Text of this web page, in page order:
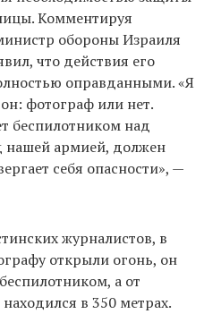
Комментируя
обороны Израиля
что действия его
оправданными. «Я
фотограф или нет.
беспилотником над
нашей армией, должен
себя опасности», —
журналистов, в
открыли огонь, он
а от
в 350 метрах.